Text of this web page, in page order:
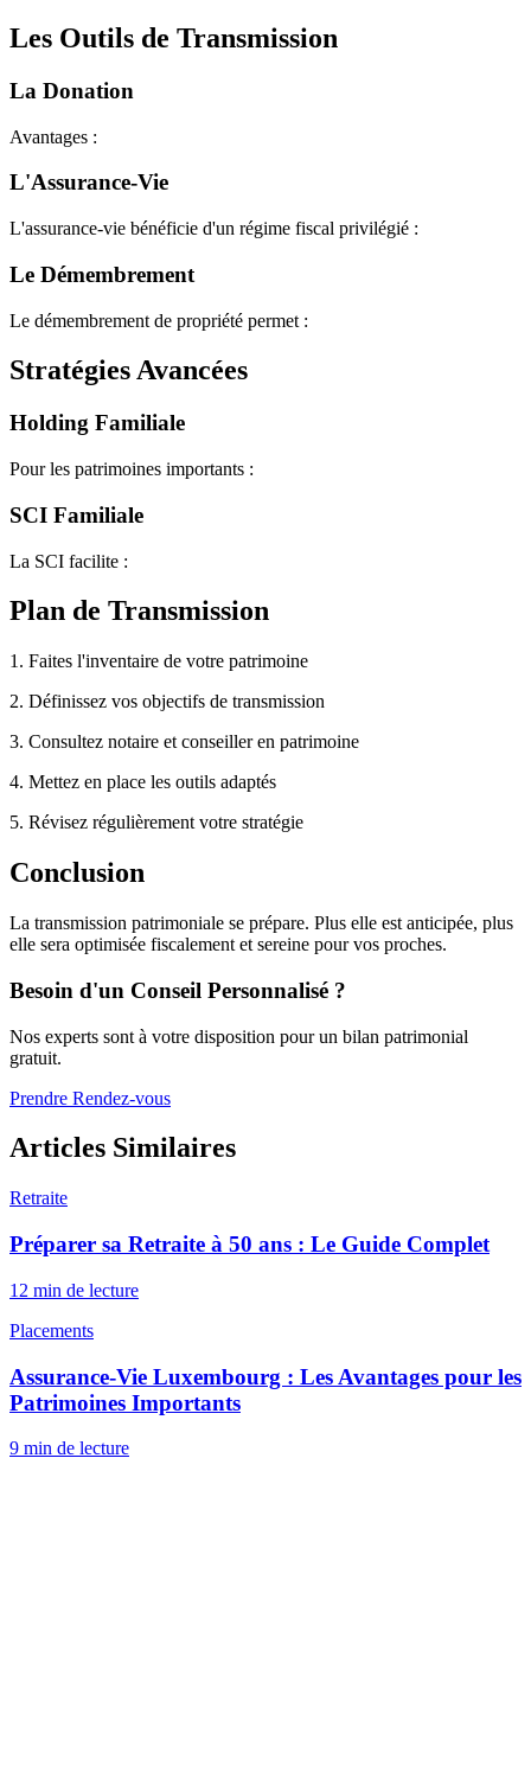
Les Outils de Transmission
La Donation
Avantages :
L'Assurance-Vie
L'assurance-vie bénéficie d'un régime fiscal privilégié :
Le Démembrement
Le démembrement de propriété permet :
Stratégies Avancées
Holding Familiale
Pour les patrimoines importants :
SCI Familiale
La SCI facilite :
Plan de Transmission
1. Faites l'inventaire de votre patrimoine
2. Définissez vos objectifs de transmission
3. Consultez notaire et conseiller en patrimoine
4. Mettez en place les outils adaptés
5. Révisez régulièrement votre stratégie
Conclusion
La transmission patrimoniale se prépare. Plus elle est anticipée, plus
elle sera optimisée fiscalement et sereine pour vos proches.
Besoin d'un Conseil Personnalisé ?
Nos experts sont à votre disposition pour un bilan patrimonial
gratuit.
Prendre Rendez-vous
Articles Similaires
Retraite
Préparer sa Retraite à 50 ans : Le Guide Complet
12 min de lecture
Placements
Assurance-Vie Luxembourg : Les Avantages pour les
Patrimoines Importants
9 min de lecture